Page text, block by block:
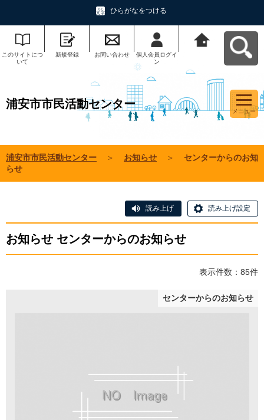
ひらがなをつける
このサイトにつ
いて
新規登録 お問い合わせ
個人会員ログイ
ン
浦安市市民活動センター
メニュー
浦安市市民活動センター ＞ お知らせ ＞
センターからのお知
らせ
読み上げ 読み上げ設定
お知らせ センターからのお知らせ
表示件数：85件
センターからのお知らせ